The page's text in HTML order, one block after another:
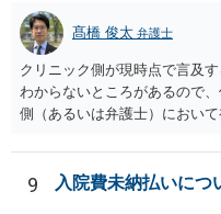
髙橋 俊太 弁護士
クリニック側が現時点で言及
わからないところがあるので
側（あるいは弁護士）におい
医師意見聴取などが考えられ
ニック側の過失を肯定できそ
9 入院費未納払いにつ